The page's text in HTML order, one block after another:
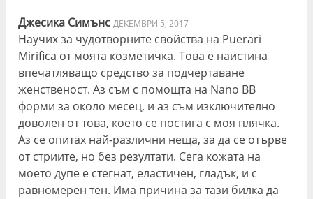
Джесика Симънс ДЕКЕМВРИ 5, 2017
Научих за чудотворните свойства на Puerari
Mirifica от моята козметичка. Това е наистина
впечатляващо средство за подчертаване
женственост. Аз съм с помощта на Nano BB
форми за около месец, и аз съм изключително
доволен от това, което се постига с моя плячка.
Аз се опитах най-различни неща, за да се отърве
от стриите, но без резултати. Сега кожата на
моето дупе е стегнат, еластичен, гладък, и с
равномерен тен. Има причина за тази билка да